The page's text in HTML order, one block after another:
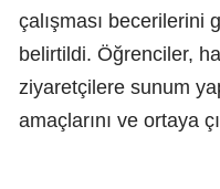
çalışması becerilerini
belirtildi. Öğrenciler,
ziyaretçilere sunum
amaçlarını ve ortaya